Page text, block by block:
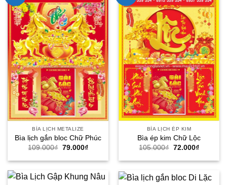
BÌA LỊCH METALIZE
Bìa lịch gắn bloc Chữ Phúc
109.000₫ Giá
là:
79.000₫Giá
tại
79.000₫.
BÌA LỊCH ÉP KIM
Bìa ép kim Chữ Lộc
105.000₫ Giá
là:
72.000₫Giá
tại
72.000₫.